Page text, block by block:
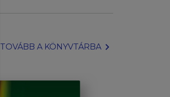
TOVÁBB A KÖNYVTÁRBAchevron_right